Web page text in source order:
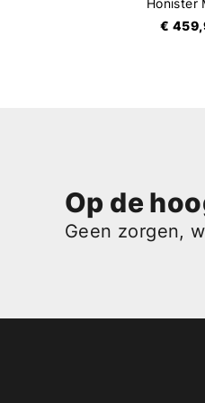
Honister
€
Op de
Geen zorgen,